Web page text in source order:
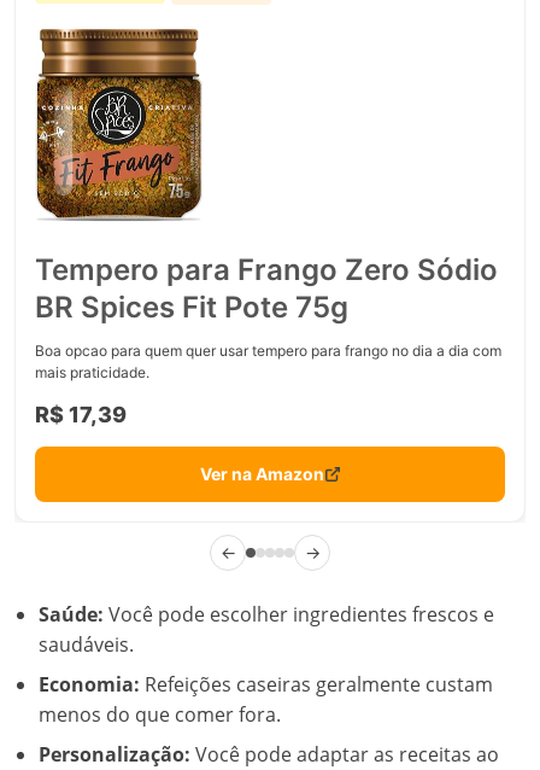
Tempero para Frango Zero Sódio
BR Spices Fit Pote 75g
Boa opcao para quem quer usar tempero para frango no dia a dia com
mais praticidade.
R$ 17,39
Ver na Amazon
← →
Saúde: Você pode escolher ingredientes frescos e
saudáveis.
Economia: Refeições caseiras geralmente custam
menos do que comer fora.
Personalização: Você pode adaptar as receitas ao